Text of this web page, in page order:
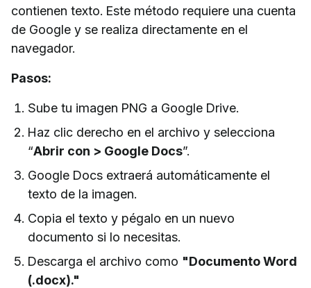
contienen texto. Este método requiere una cuenta
de Google y se realiza directamente en el
navegador.
Pasos:
Sube tu imagen PNG a Google Drive.
Haz clic derecho en el archivo y selecciona
“Abrir con > Google Docs”.
Google Docs extraerá automáticamente el
texto de la imagen.
Copia el texto y pégalo en un nuevo
documento si lo necesitas.
Descarga el archivo como "Documento Word
(.docx)."